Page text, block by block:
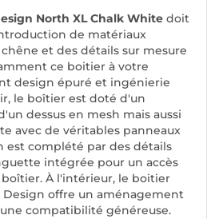
North XL Chalk White doit
de matériaux
et des détails sur mesure
ce boitier à votre
design épuré et ingénierie
le boîtier est doté d'un
dessus en mesh mais aussi
avec de véritables panneaux
est complété par des détails
intégrée pour un accès
boîtier. À l'intérieur, le boitier
Design offre un aménagement
compatibilité généreuse.